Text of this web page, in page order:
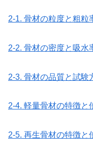
2-1. 骨材の粒度と粗粒
2-2. 骨材の密度と吸水
2-3. 骨材の品質と試験
2-4. 軽量骨材の特徴と
2-5. 再生骨材の特徴と